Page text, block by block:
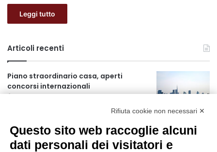
Leggi tutto
Articoli recenti
Piano straordinario casa, aperti
concorsi internazionali
farmaci in Italia
10 ore fa
Rifiuta cookie non necessari ✕
Questo sito web raccoglie alcuni
dati personali dei visitatori e